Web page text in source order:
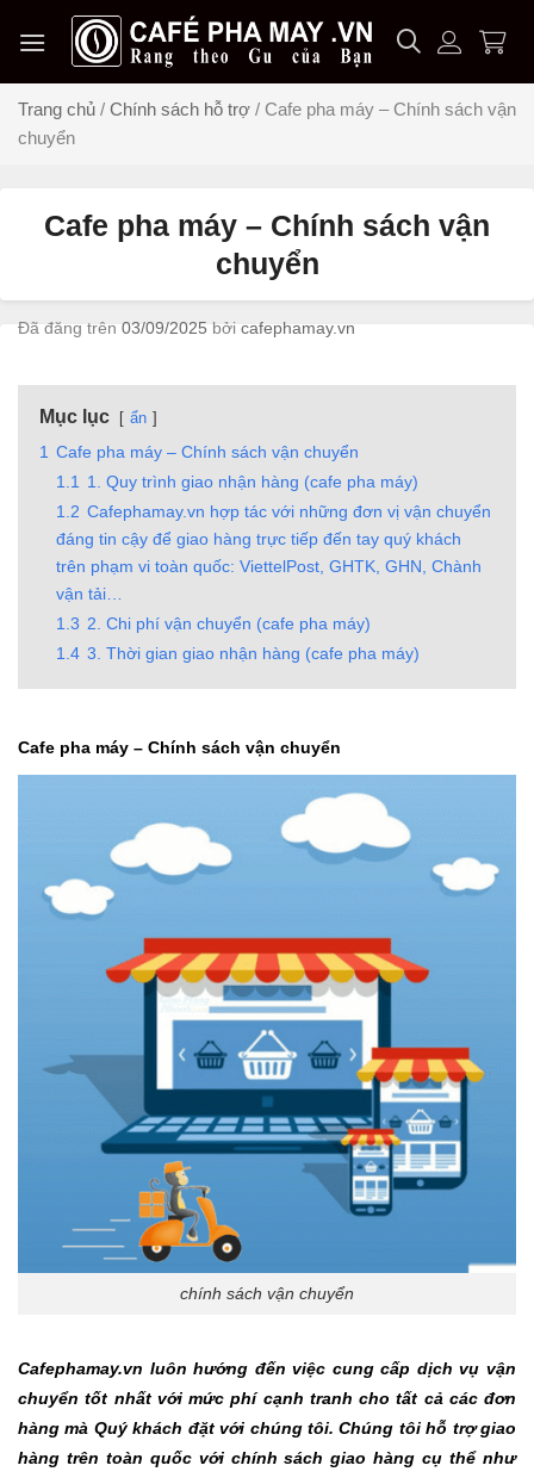
đến
dungTrang chủ / Chính sách hỗ trợ / Cafe pha máy – Chính sách vận
chuyển
Cafe pha máy – Chính sách vận
chuyển
Đã đăng trên 03/09/2025 bởi cafephamay.vn
Mục lục ẩn
1 Cafe pha máy – Chính sách vận chuyển
1.1
1. Quy trình giao nhận hàng (cafe pha máy)
1.2 Cafephamay.vn hợp tác với những đơn vị vận chuyển
đáng tin cậy để giao hàng trực tiếp đến tay quý khách
trên phạm vi toàn quốc: ViettelPost, GHTK, GHN, Chành
vận tải…
1.3 2. Chi phí vận chuyển (cafe pha máy)
1.4 3. Thời gian giao nhận hàng (cafe pha máy)
Cafe pha máy – Chính sách vận chuyển
chính sách vận chuyển
Cafephamay.vn luôn hướng đến việc cung cấp dịch vụ vận
chuyển tốt nhất với mức phí cạnh tranh cho tất cả các đơn
hàng mà Quý khách đặt với chúng tôi. Chúng tôi hỗ trợ giao
hàng trên toàn quốc với chính sách giao hàng cụ thể như